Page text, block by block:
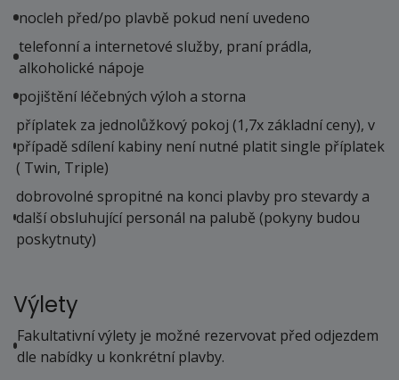
nocleh před/po plavbě pokud není uvedeno
telefonní a internetové služby, praní prádla,
alkoholické nápoje
pojištění léčebných výloh a storna
příplatek za jednolůžkový pokoj (1,7x základní ceny), v
případě sdílení kabiny není nutné platit single příplatek
( Twin, Triple)
dobrovolné spropitné na konci plavby pro stevardy a
další obsluhující personál na palubě (pokyny budou
poskytnuty)
Výlety
Fakultativní výlety je možné rezervovat před odjezdem
dle nabídky u konkrétní plavby.